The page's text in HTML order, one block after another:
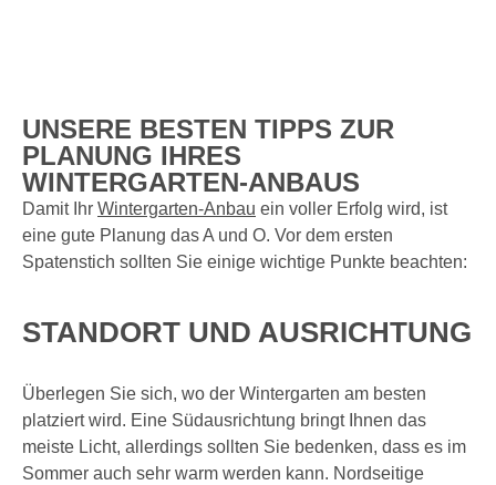
UNSERE BESTEN TIPPS ZUR
PLANUNG IHRES
WINTERGARTEN-ANBAUS
Damit Ihr Wintergarten-Anbau ein voller Erfolg wird, ist
eine gute Planung das A und O. Vor dem ersten
Spatenstich sollten Sie einige wichtige Punkte beachten:
STANDORT UND AUSRICHTUNG
Überlegen Sie sich, wo der Wintergarten am besten
platziert wird. Eine Südausrichtung bringt Ihnen das
meiste Licht, allerdings sollten Sie bedenken, dass es im
Sommer auch sehr warm werden kann. Nordseitige